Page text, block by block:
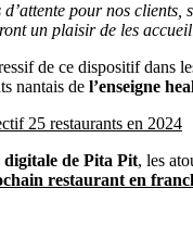
pour nos
un plaisir de les
de ce dispositif dans
nantais de l’enseigne
25 restaurants en 2024
digitale de Pita Pit, les
restaurant en